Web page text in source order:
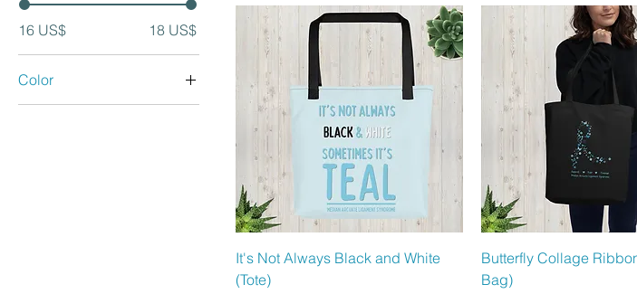
16 US$ 18 US$
Color
Vista rápida
It's Not Always Black and White
(Tote)
Vista rápida
Butterfly Collage
Bag)